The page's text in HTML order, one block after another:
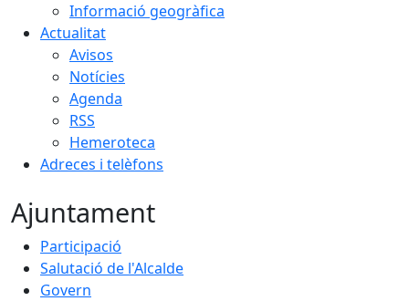
Informació geogràfica
Actualitat
Avisos
Notícies
Agenda
RSS
Hemeroteca
Adreces i telèfons
Ajuntament
Participació
Salutació de l'Alcalde
Govern